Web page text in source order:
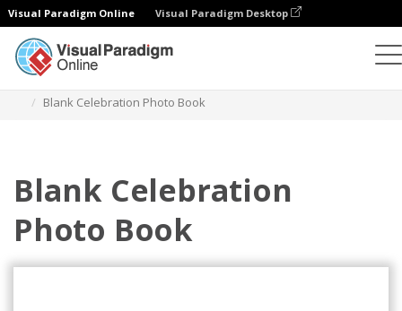
Visual Paradigm Online Visual Paradigm Desktop
Blank Celebration Photo Book
Blank Celebration
Photo Book